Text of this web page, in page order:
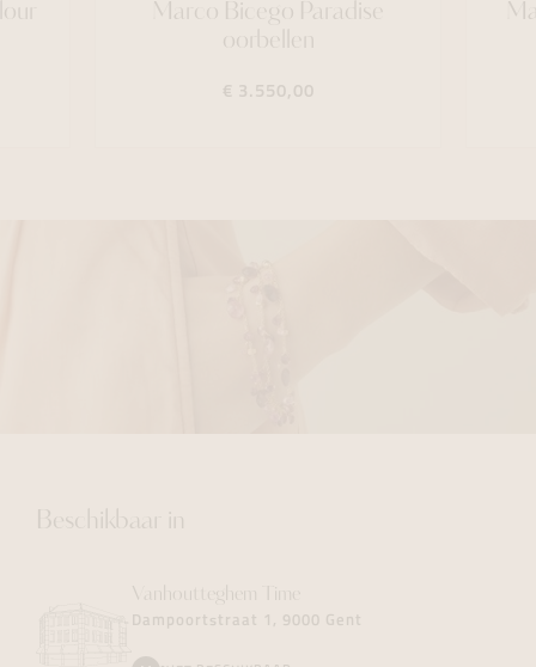
Marco Bicego Paradise
oorbellen
€ 3.550,00
Beschikbaar in
Vanhoutteghem Time
Dampoortstraat 1, 9000 Gent